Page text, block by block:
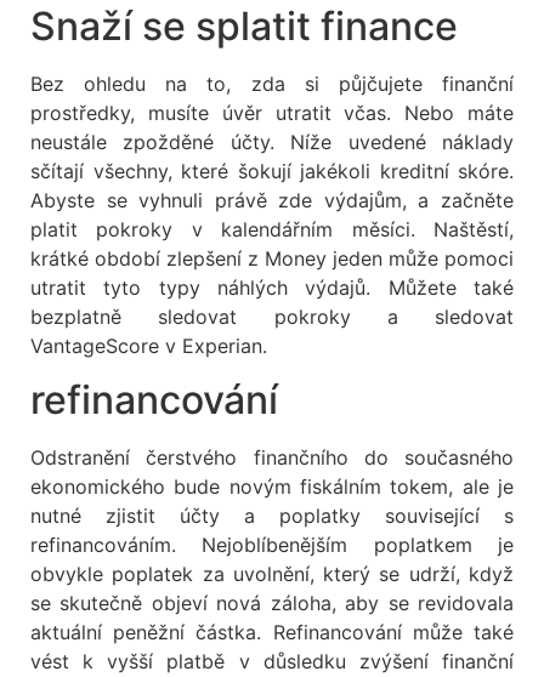
Snaží se splatit finance
Bez ohledu na to, zda si půjčujete finanční
prostředky, musíte úvěr utratit včas. Nebo máte
neustále zpožděné účty. Níže uvedené náklady
sčítají všechny, které šokují jakékoli kreditní skóre.
Abyste se vyhnuli právě zde výdajům, a začněte
platit pokroky v kalendářním měsíci. Naštěstí,
krátké období zlepšení z Money jeden může pomoci
utratit tyto typy náhlých výdajů. Můžete také
bezplatně sledovat pokroky a sledovat
VantageScore v Experian.
refinancování
Odstranění čerstvého finančního do současného
ekonomického bude novým fiskálním tokem, ale je
nutné zjistit účty a poplatky související s
refinancováním. Nejoblíbenějším poplatkem je
obvykle poplatek za uvolnění, který se udrží, když
se skutečně objeví nová záloha, aby se revidovala
aktuální peněžní částka. Refinancování může také
vést k vyšší platbě v důsledku zvýšení finanční